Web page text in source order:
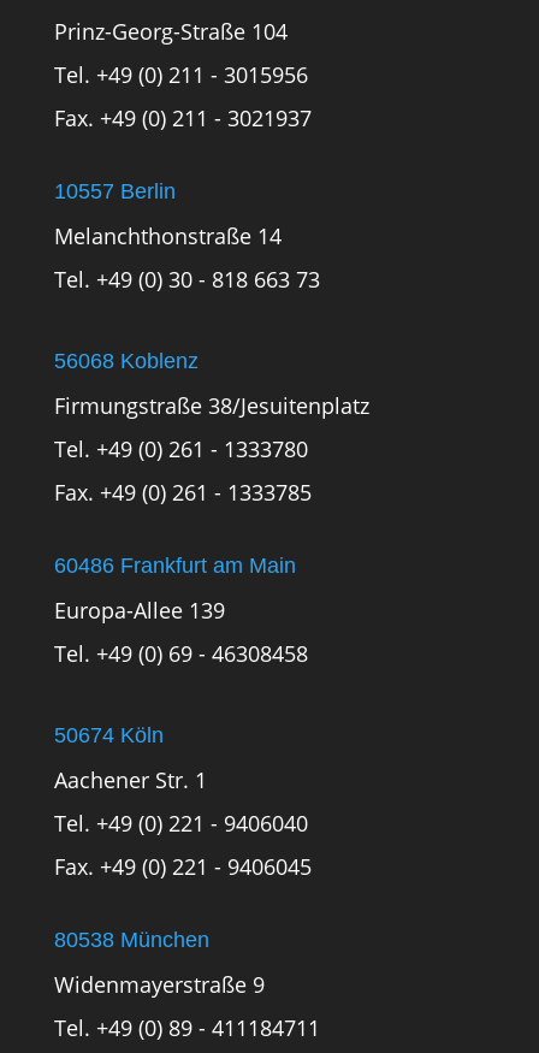
Prinz-Georg-Straße 104
Tel. +49 (0) 211 - 3015956
Fax. +49 (0) 211 - 3021937
10557 Berlin
Melanchthonstraße 14
Tel. +49 (0) 30 - 818 663 73
56068 Koblenz
Firmungstraße 38/Jesuitenplatz
Tel. +49 (0) 261 - 1333780
Fax. +49 (0) 261 - 1333785
60486 Frankfurt am Main
Europa-Allee 139
Tel. +49 (0) 69 - 46308458
50674 Köln
Aachener Str. 1
Tel. +49 (0) 221 - 9406040
Fax. +49 (0) 221 - 9406045
80538 München
Widenmayerstraße 9
Tel. +49 (0) 89 - 411184711